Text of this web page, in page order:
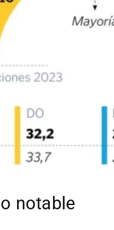
notable